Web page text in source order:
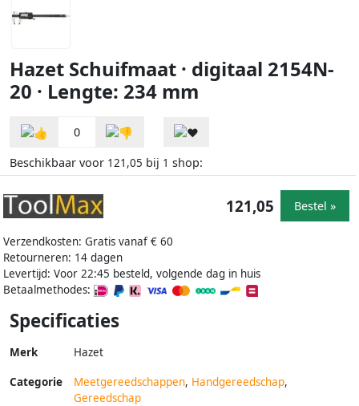
Hazet Schuifmaat · digitaal 2154N-
20 · Lengte: 234 mm
0
Beschikbaar voor 121,05 bij 1 shop:
Verzendkosten: Gratis vanaf € 60
Retourneren: 14 dagen
Levertijd: Voor 22:45 besteld, volgende dag in huis
Betaalmethodes:
121,05 Bestel »
Specificaties
Merk Hazet
Categorie Meetgereedschappen, Handgereedschap,
Gereedschap